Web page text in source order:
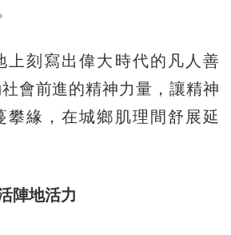
刻寫出偉大時代的凡人善
會前進的精神力量，讓精神
攀緣，在城鄉肌理間舒展延
地活力